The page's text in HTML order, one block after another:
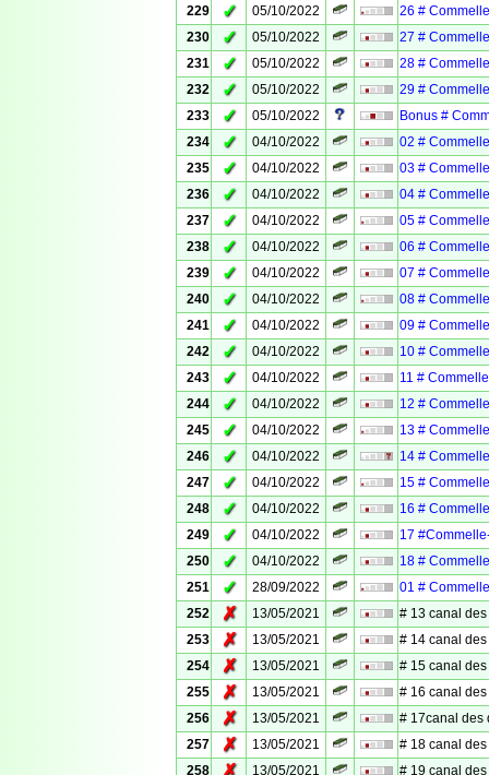
229
✓ 05/10/2022
26 #
230
✓ 05/10/2022
27 #
231
✓ 05/10/2022
28 #
232
✓ 05/10/2022
29 #
233
✓ 05/10/2022
Bonus #
234
✓ 04/10/2022
02 #
235
✓ 04/10/2022
03 #
236
✓ 04/10/2022
04 #
237
✓ 04/10/2022
05 #
238
✓ 04/10/2022
06 #
239
✓ 04/10/2022
07 #
240
✓ 04/10/2022
08 #
241
✓ 04/10/2022
09 #
242
✓ 04/10/2022
10 #
243
✓ 04/10/2022
11 #
244
✓ 04/10/2022
12 #
245
✓ 04/10/2022
13 #
246
✓ 04/10/2022
14 #
247
✓ 04/10/2022
15 #
248
✓ 04/10/2022
16 #
249
✓ 04/10/2022
17
250
✓ 04/10/2022
18 #
251
✓ 28/09/2022
01 #
252
✗ 13/05/2021
# 13 canal
253
✗ 13/05/2021
# 14 canal
254
✗ 13/05/2021
# 15 canal
255
✗ 13/05/2021
# 16 canal
256
✗ 13/05/2021
# 17canal des
257
✗ 13/05/2021
# 18 canal
258
13/05/2021
# 19 canal